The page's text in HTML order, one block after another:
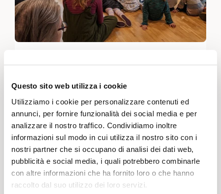
Questo sito web utilizza i cookie
Utilizziamo i cookie per personalizzare contenuti ed
annunci, per fornire funzionalità dei social media e per
analizzare il nostro traffico. Condividiamo inoltre
informazioni sul modo in cui utilizza il nostro sito con i
nostri partner che si occupano di analisi dei dati web,
pubblicità e social media, i quali potrebbero combinarle
con altre informazioni che ha fornito loro o che hanno
raccolto dal suo utilizzo dei loro servizi.
centro di assistenza
TRADOTTO AUTOMATICAMENTE